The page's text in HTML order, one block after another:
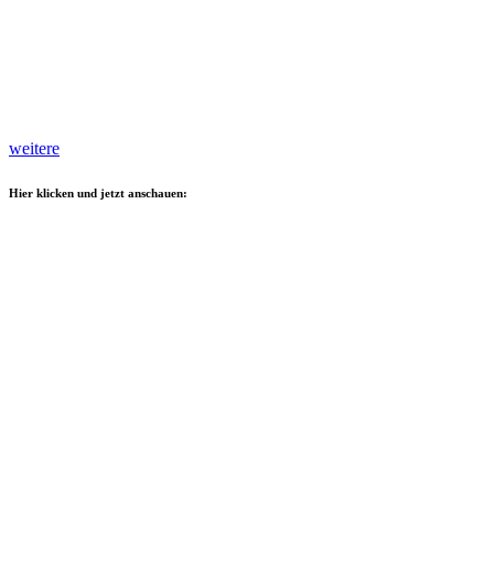
weitere
Hier klicken und jetzt anschauen: